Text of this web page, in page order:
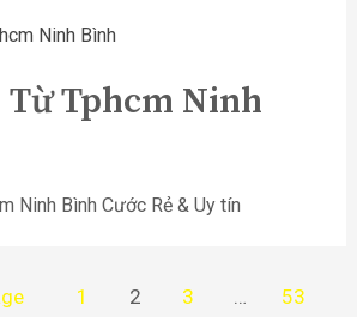
Từ Tphcm Ninh
Ninh Bình Cước Rẻ & Uy tín
1 2 3
53